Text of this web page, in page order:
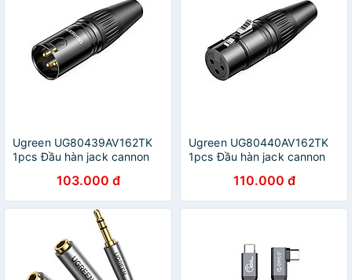
Ugreen UG80439AV162TK
1pcs Đầu hàn jack cannon
103.000 đ
Ugreen UG80440AV162TK
1pcs Đầu hàn jack cannon
110.000 đ